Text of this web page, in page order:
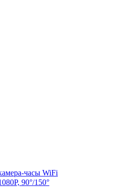
часы WiFi
90°/150°